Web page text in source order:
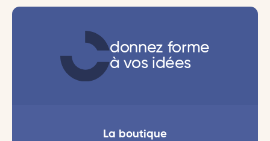
donnez forme
à vos idées
La boutique